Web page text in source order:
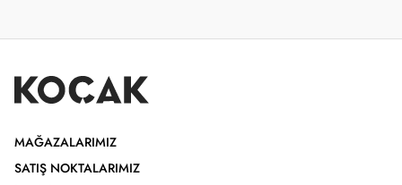
MAĞAZALARIMIZ
SATIŞ NOKTALARIMIZ